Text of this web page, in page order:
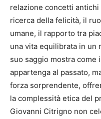
relazione concetti
ricerca della felicità, il
umane, il rapporto tra
una vita equilibrata in un
suo saggio mostra come
appartenga al passato,
forza sorprendente,
la complessità etica del
Giovanni Citrigno non